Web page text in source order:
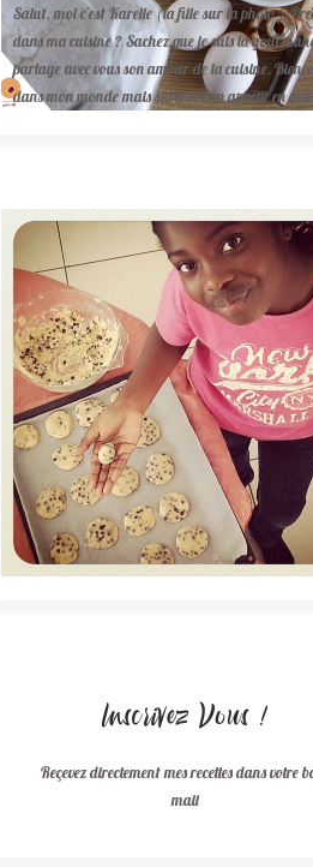
Salut, moi c'est Karelle (la fille sur la photo ).
dans ma cuisine ? Sachez que je suis la
partage avec vous son amour de la cuisine.
dans mon monde mais surtout bon appétit en
Inscrivez Vous !
Reçevez directement mes recettes dans votre
mail